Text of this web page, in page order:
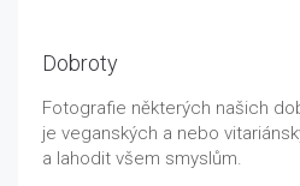
Dobroty
Fotografie některých našich
je veganských a nebo
a lahodit všem smyslům.